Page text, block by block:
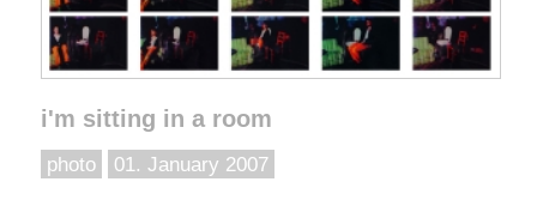
i'm sitting in a room
photo 01. January 2007